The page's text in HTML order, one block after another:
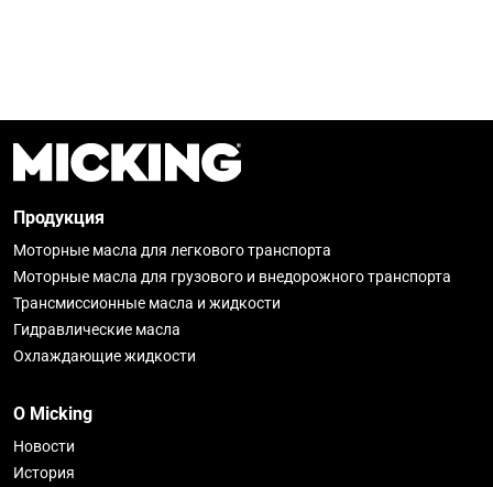
Продукция
Моторные масла для легкового транспорта
Моторные масла для грузового и внедорожного транспорта
Трансмиссионные масла и жидкости
Гидравлические масла
Охлаждающие жидкости
О Micking
Новости
История